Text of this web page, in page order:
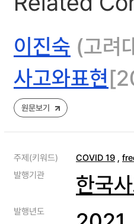
이진숙 (고려
사고와표현
원문보기
주제(키워드) COVID 19 ,
발행기관
한국
발행년도